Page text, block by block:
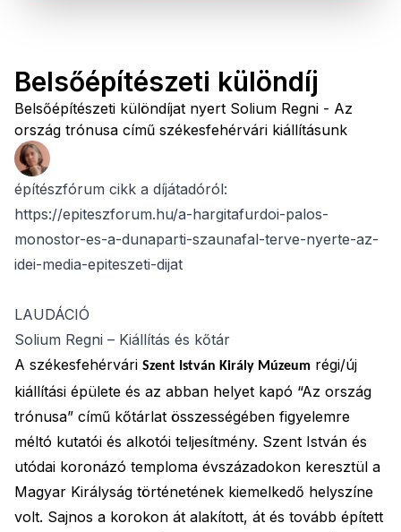
Belsőépítészeti különdíj
Belsőépítészeti különdíjat nyert Solium Regni - Az
ország trónusa című székesfehérvári kiállításunk
építészfórum cikk a díjátadóról:
https://epiteszforum.hu/a-hargitafurdoi-palos-
monostor-es-a-dunaparti-szaunafal-terve-nyerte-az-
idei-media-epiteszeti-dijat
LAUDÁCIÓ
Solium Regni – Kiállítás és kőtár
A székesfehérvári Szent István Király Múzeum régi/új
kiállítási épülete és az abban helyet kapó “Az ország
trónusa” című kőtárlat összességében figyelemre
méltó kutatói és alkotói teljesítmény. Szent István és
utódai koronázó temploma évszázadokon keresztül a
Magyar Királyság történetének kiemelkedő helyszíne
volt. Sajnos a korokon át alakított, át és tovább épített